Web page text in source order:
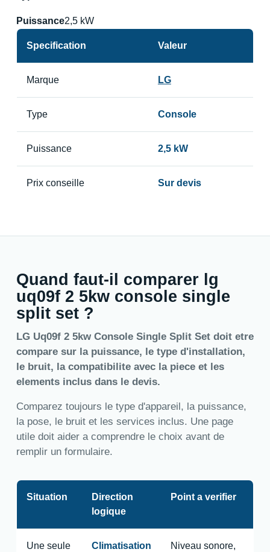
Puissance2,5 kW
Specification Valeur
Marque LG
Type Console
Puissance 2,5 kW
Prix conseille Sur devis
Quand faut-il comparer lg
uq09f 2 5kw console single
split set ?
LG Uq09f 2 5kw Console Single Split Set doit etre
compare sur la puissance, le type d'installation,
le bruit, la compatibilite avec la piece et les
elements inclus dans le devis.
Comparez toujours le type d'appareil, la puissance,
la pose, le bruit et les services inclus. Une page
utile doit aider a comprendre le choix avant de
remplir un formulaire.
Situation
Direction
logique
Point a verifier
Une seule
Climatisation
Niveau sonore,